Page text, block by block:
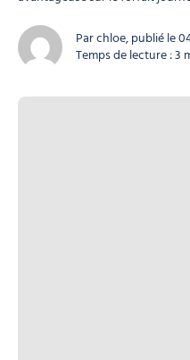
adulte Morzine–Les Gets.
tu cherches une journée ski au
Par chloe, publié le
Temps de lecture : 3